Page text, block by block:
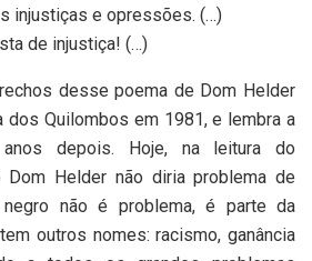
injustiças e opressões. (…)
de injustiça! (…)
desse poema de Dom Helder
dos Quilombos em 1981, e lembra a
depois. Hoje, na leitura do
Dom Helder não diria problema de
não é problema, é parte da
outros nomes: racismo, ganância